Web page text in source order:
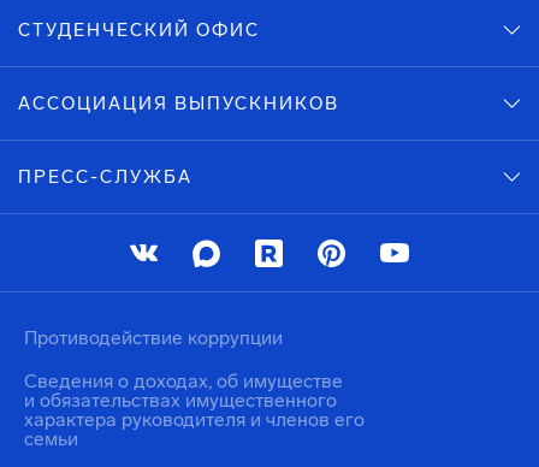
СТУДЕНЧЕСКИЙ ОФИС
АССОЦИАЦИЯ ВЫПУСКНИКОВ
ПРЕСС-СЛУЖБА
Противодействие коррупции
Сведения о доходах, об имуществе
и обязательствах имущественного
характера руководителя и членов его
семьи